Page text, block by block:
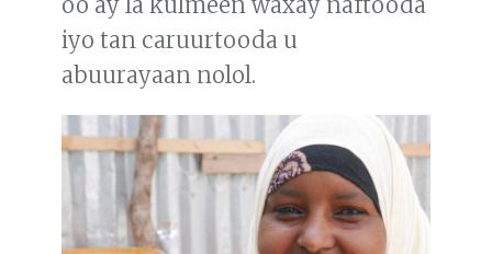
iyo tan caruurtooda u
abuurayaan nolol.